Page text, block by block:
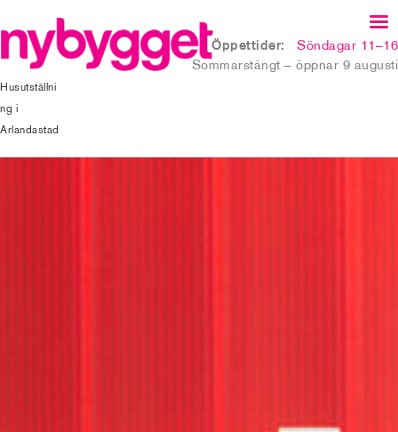
Husutställni
ng i
Arlandastad
Öppettider:
Söndagar 11–16
Sommarstängt – öppnar 9 augusti